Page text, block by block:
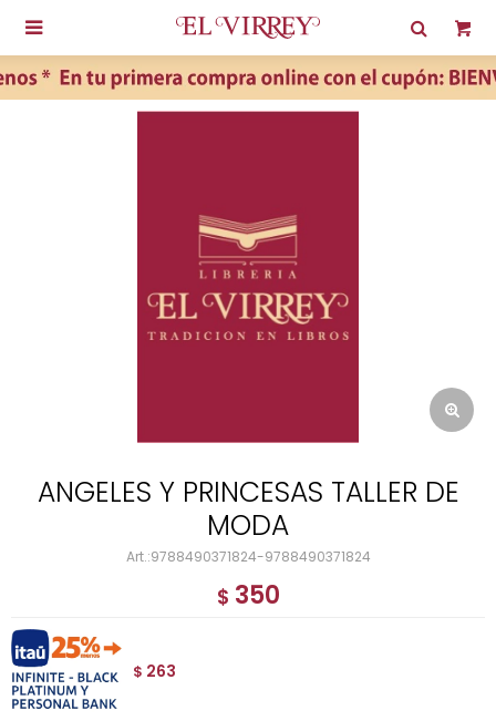

ANGELES Y PRINCESAS TALLER DE
MODA
9788490371824-9788490371824
$ 350
$ 263